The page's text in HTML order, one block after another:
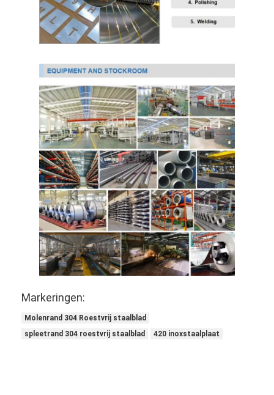
Markeringen:
Molenrand 304 Roestvrij staalblad
spleetrand 304 roestvrij staalblad
420 inoxstaalplaat